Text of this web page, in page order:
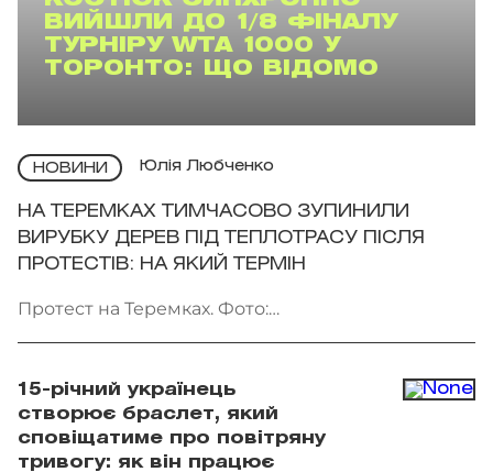
ВИЙШЛИ ДО 1/8 ФІНАЛУ
ТУРНІРУ WTA 1000 У
ТОРОНТО: ЩО ВІДОМО
НОВИНИ Юлія Любченко
НА ТЕРЕМКАХ ТИМЧАСОВО ЗУПИНИЛИ
ВИРУБКУ ДЕРЕВ ПІД ТЕПЛОТРАСУ ПІСЛЯ
ПРОТЕСТІВ: НА ЯКИЙ ТЕРМІН
Протест на Теремках. Фото:
15-річний українець
створює браслет, який
сповіщатиме про повітряну
тривогу: як він працює